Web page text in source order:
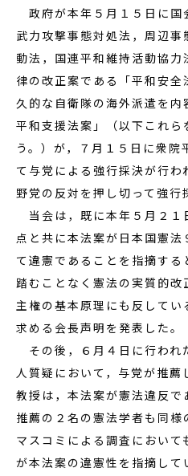
政府が本年５月１５日に国
武力攻撃事態対処法，周辺
動法，国連平和維持活動協
律の改正案である「平和安
久的な自衛隊の海外派遣を
平和支援法案」（以下これ
う。）が，７月１５日に衆
て与党による強行採決が行わ
野党の反対を押し切って強行
当会は，既に本年５月２１
点と共に本法案が日本国憲
て違憲であることを指摘す
踏むことなく憲法の実質的
主権の基本原理にも反してい
求める会長声明を発表した。
その後，６月４日に行われ
人質疑において，与党が推薦
教授は，本法案が憲法違反
推薦の２名の憲法学者も同
マスコミによる調査におい
が本法案の違憲性を指摘して